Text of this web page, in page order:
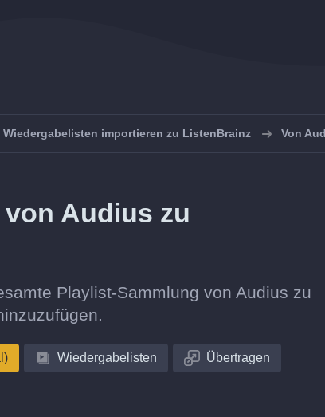
Wiedergabelisten importieren zu ListenBrainz Von
Audius zu
Playlist-Sammlung von Audius zu
Wiedergabelisten Übertragen